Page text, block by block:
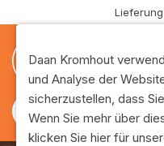
Lieferung
Kunde
werden
Daan Kromhout
und Analyse der
sicherzustellen, dass
Wenn Sie mehr über
klicken Sie hier für